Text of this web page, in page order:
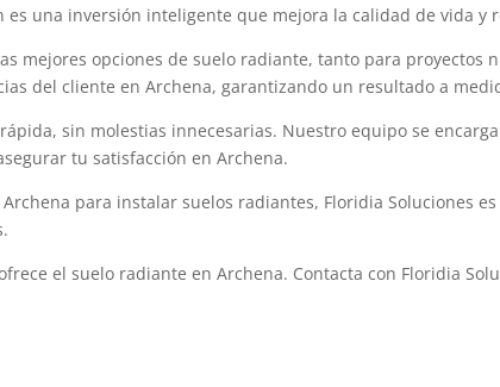
una inversión inteligente que mejora la calidad de vida y
mejores opciones de suelo radiante, tanto para proyectos
del cliente en Archena, garantizando un resultado a
sin molestias innecesarias. Nuestro equipo se
tu satisfacción en Archena.
para instalar suelos radiantes, Floridia Soluciones
el suelo radiante en Archena. Contacta con Floridia